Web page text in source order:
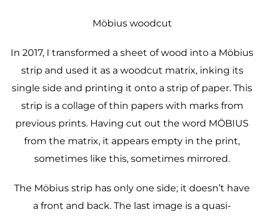
Möbius woodcut
In 2017, I transformed a sheet of wood into a Möbius
strip and used it as a woodcut matrix, inking its
single side and printing it onto a strip of paper. This
strip is a collage of thin papers with marks from
previous prints. Having cut out the word MÖBIUS
from the matrix, it appears empty in the print,
sometimes like this, sometimes mirrored.
The Möbius strip has only one side; it doesn’t have
a front and back. The last image is a quasi-